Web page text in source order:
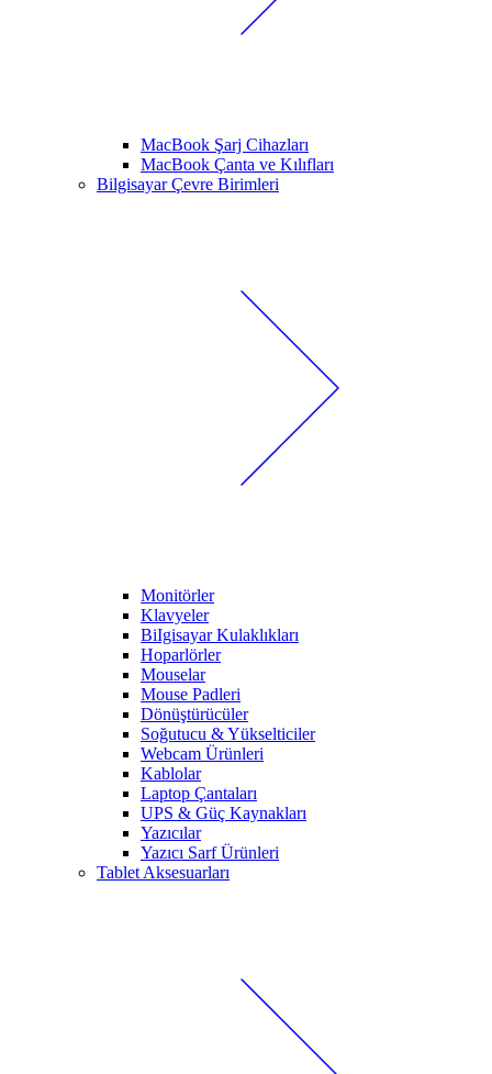
MacBook Şarj Cihazları
MacBook Çanta ve Kılıfları
Bilgisayar Çevre Birimleri
Monitörler
Klavyeler
BiIgisayar Kulaklıkları
Hoparlörler
Mouselar
Mouse Padleri
Dönüştürücüler
Soğutucu & Yükselticiler
Webcam Ürünleri
Kablolar
Laptop Çantaları
UPS & Güç Kaynakları
Yazıcılar
Yazıcı Sarf Ürünleri
Tablet Aksesuarları